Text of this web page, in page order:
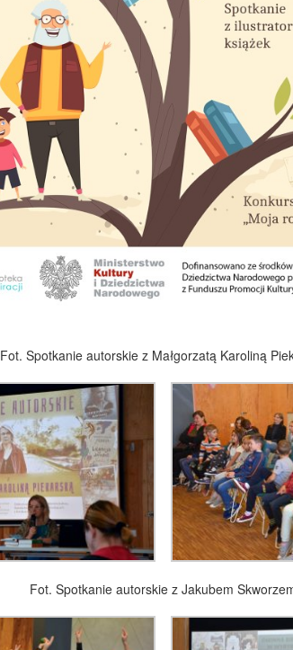
Fot. Spotkanie autorskie z Małgorzatą Karoliną
Fot. Spotkanie autorskie z Jakubem